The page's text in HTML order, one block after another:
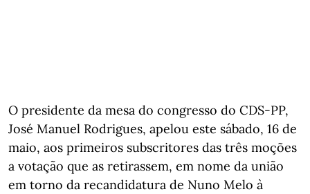
O presidente da mesa do congresso do CDS-PP,
José Manuel Rodrigues, apelou este sábado, 16 de
maio, aos primeiros subscritores das três moções
a votação que as retirassem, em nome da união
em torno da recandidatura de Nuno Melo à